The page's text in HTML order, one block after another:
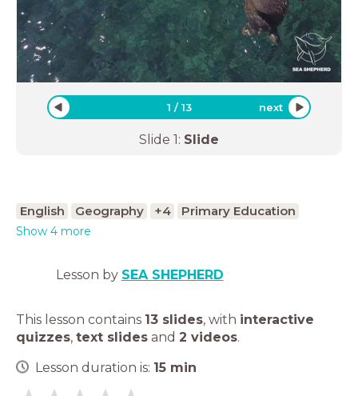
1 /13 next
Slide 1: Slide
English Geography +4 Primary Education
Show 4 more
Lesson by SEA SHEPHERD
This lesson contains 13 slides, with interactive
quizzes, text slides and 2 videos.
Lesson duration is: 15 min